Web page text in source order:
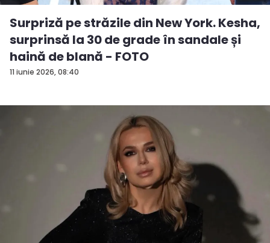
11 iunie 2026, 08:40
Surpriză pe străzile din New York. Kesha,
surprinsă la 30 de grade în sandale și
haină de blană - FOTO